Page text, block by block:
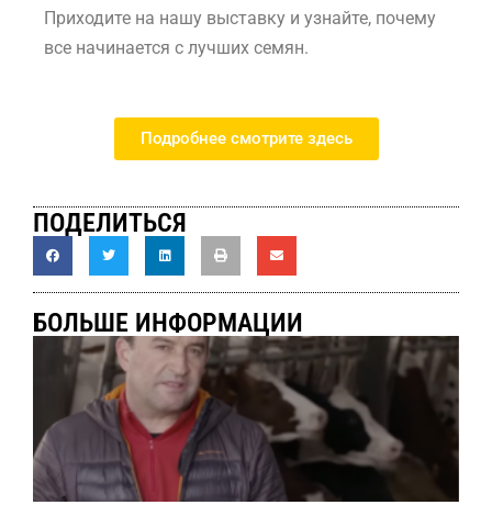
Приходите на нашу выставку и узнайте, почему
все начинается с лучших семян.
Подробнее смотрите здесь
ПОДЕЛИТЬСЯ
БОЛЬШЕ ИНФОРМАЦИИ